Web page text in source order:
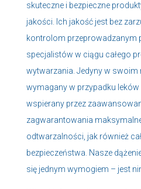
skuteczne i bezpieczne
jakości. Ich jakość jest bez
kontrolom przeprowadzanym
specjalistów w ciągu całego
wytwarzania. Jedyny w
wymagany w przypadku
wspierany przez
zagwarantowania
odtwarzalności, jak również
bezpieczeństwa. Nasze
się jednym wymogiem – jest